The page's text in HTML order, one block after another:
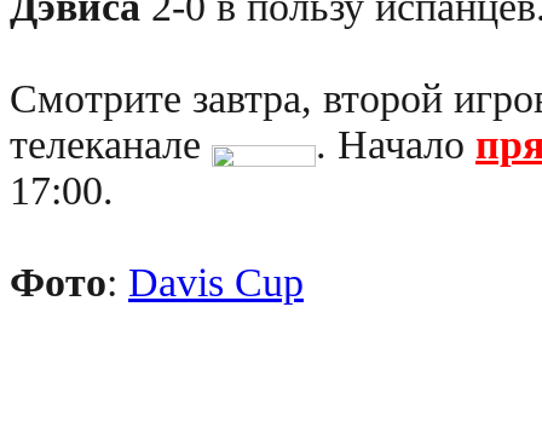
Смотрите завтра, второй
телеканале
. Начало
17:00.
Фото: Davis Cup